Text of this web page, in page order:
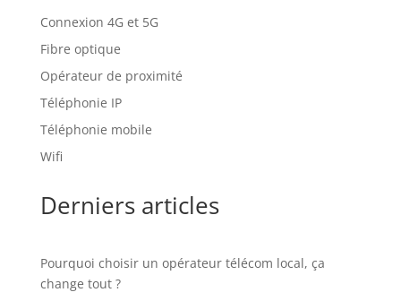
Connexion 4G et 5G
Fibre optique
Opérateur de proximité
Téléphonie IP
Téléphonie mobile
Wifi
Derniers articles
Pourquoi choisir un opérateur télécom local, ça
change tout ?